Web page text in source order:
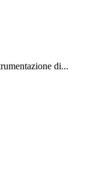
di...